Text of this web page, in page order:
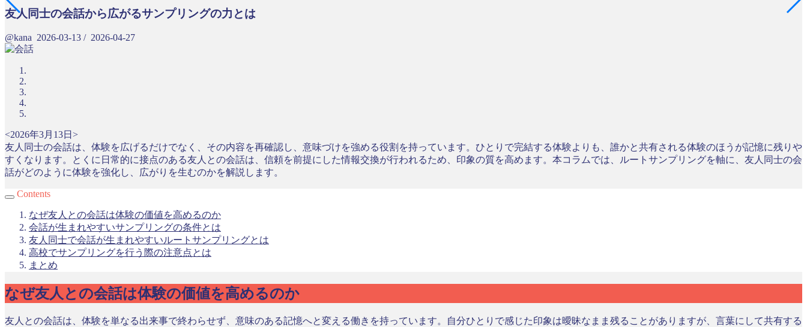
友人同士の会話から広がるサンプリングの力とは
@kana 2026-03-13 / 2026-04-27
<2026年3月13日>
友人同士の会話は、体験を広げるだけでなく、その内容を再確認し、意味づけを強める役割を持っています。ひとりで完結する体験よりも、誰かと共有される体験のほうが記憶に残りや
すくなります。とくに日常的に接点のある友人との会話は、信頼を前提にした情報交換が行われるため、印象の質を高めます。本コラムでは、ルートサンプリングを軸に、友人同士の会
話がどのように体験を強化し、広がりを生むのかを解説します。
Contents
なぜ友人との会話は体験の価値を高めるのか
会話が生まれやすいサンプリングの条件とは
友人同士で会話が生まれやすいルートサンプリングとは
高校でサンプリングを行う際の注意点とは
まとめ
なぜ友人との会話は体験の価値を高めるのか
友人との会話は、体験を単なる出来事で終わらせず、意味のある記憶へと変える働きを持っています。自分ひとりで感じた印象は曖昧なまま残ることがありますが、言葉にして共有する